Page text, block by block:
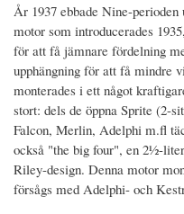
År 1937 ebbade Nine-
motor som introducerades
för att få jämnare fördelning
upphängning för att få mindre
monterades i ett något
stort: dels de öppna Sprite (2-
Falcon, Merlin, Adelphi m.fl
också "the big four", en 2½-
Riley-design. Denna motor
försågs med Adelphi- och